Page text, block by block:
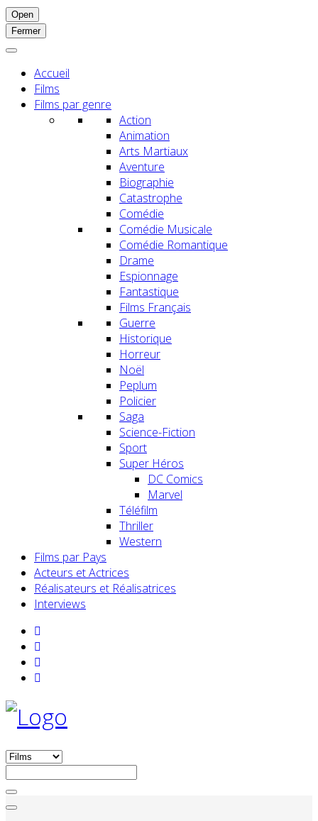
Open
Fermer
Accueil
Films
Films par genre
Action
Animation
Arts Martiaux
Aventure
Biographie
Catastrophe
Comédie
Comédie Musicale
Comédie Romantique
Drame
Espionnage
Fantastique
Films Français
Guerre
Historique
Horreur
Noël
Peplum
Policier
Saga
Science-Fiction
Sport
Super Héros
DC Comics
Marvel
Téléfilm
Thriller
Western
Films par Pays
Acteurs et Actrices
Réalisateurs et Réalisatrices
Interviews